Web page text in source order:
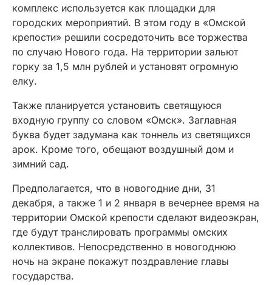
комплекс используется как площадки для
городских мероприятий. В этом году в «Омской
крепости» решили сосредоточить все торжества
по случаю Нового года. На территории зальют
горку за 1,5 млн рублей и установят огромную
елку.
Также планируется установить светящуюся
входную группу со словом «Омск». Заглавная
буква будет задумана как тоннель из светящихся
арок. Кроме того, обещают воздушный дом и
зимний сад.
Предполагается, что в новогодние дни, 31
декабря, а также 1 и 2 января в вечернее время на
территории Омской крепости сделают видеоэкран,
где будут транслировать программы омских
коллективов. Непосредственно в новогоднюю
ночь на экране покажут поздравление главы
государства.